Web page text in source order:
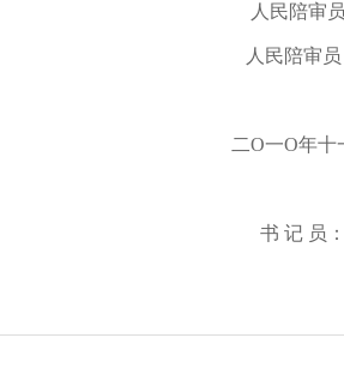
人民陪审员：
人民陪审员：王
二O一O年十一月
书 记 员：肖